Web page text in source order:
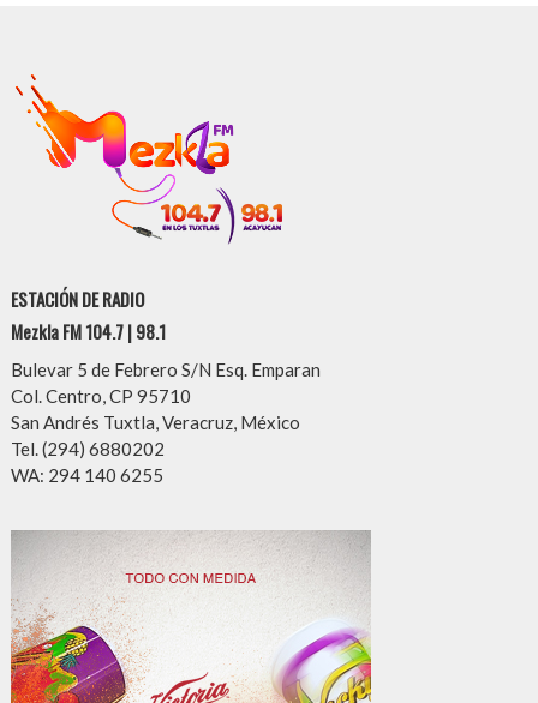
ESTACIÓN DE RADIO
Mezkla FM 104.7 | 98.1
Bulevar 5 de Febrero S/N Esq. Emparan
Col. Centro, CP 95710
San Andrés Tuxtla, Veracruz, México
Tel. (294) 6880202
WA: 294 140 6255